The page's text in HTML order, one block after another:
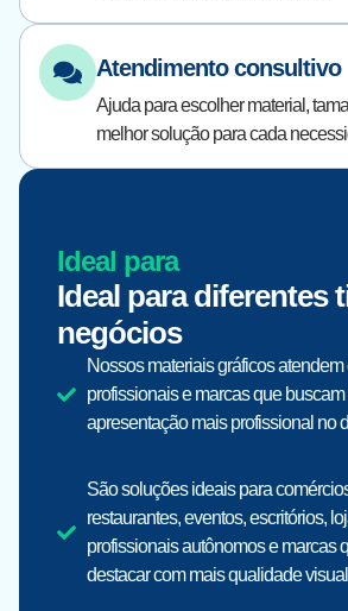
Atendimento consultivo
Ajuda para escolher material,
melhor solução para cada
Ideal para
Ideal para diferentes
negócios
Nossos materiais gráficos
profissionais e marcas que
apresentação mais profissional no
São soluções ideais para
restaurantes, eventos, escritórios,
profissionais autônomos e marcas
destacar com mais qualidade